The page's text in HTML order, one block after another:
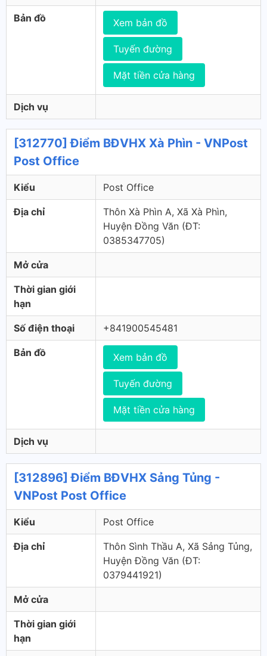
Bản đồ Xem bản đồ
Tuyến đường
Mặt tiền cửa hàng
Dịch vụ
[312770] Điểm BĐVHX Xà Phìn - VNPost
Post Office
Kiểu Post Office
Địa chỉ
Thôn Xà Phìn A, Xã Xà Phìn,
Huyện Đồng Văn (ÐT:
0385347705)
Mở cửa
Thời gian giới
hạn
Số điện thoại +841900545481
Bản đồ Xem bản đồ
Tuyến đường
Mặt tiền cửa hàng
Dịch vụ
[312896] Điểm BĐVHX Sảng Tủng -
VNPost Post Office
Kiểu Post Office
Địa chỉ
Thôn Sình Thầu A, Xã Sảng Tủng,
Huyện Đồng Văn (ÐT:
0379441921)
Mở cửa
Thời gian giới
hạn